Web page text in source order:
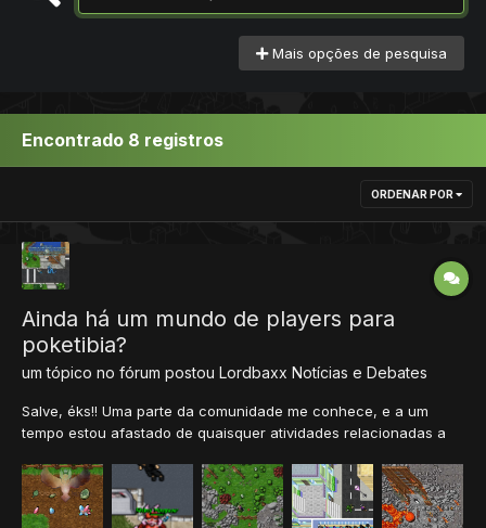
Mais opções de pesquisa
Encontrado 8 registros
ORDENAR POR
Ainda há um mundo de players para
poketibia?
um tópico no fórum postou Lordbaxx Notícias e Debates
Salve, éks!! Uma parte da comunidade me conhece, e a um
tempo estou afastado de quaisquer atividades relacionadas a
cheguei inclusive a abrir um beta.. E que me rendeu bons frutos,
com muitos players e os poucos problemas q apar...